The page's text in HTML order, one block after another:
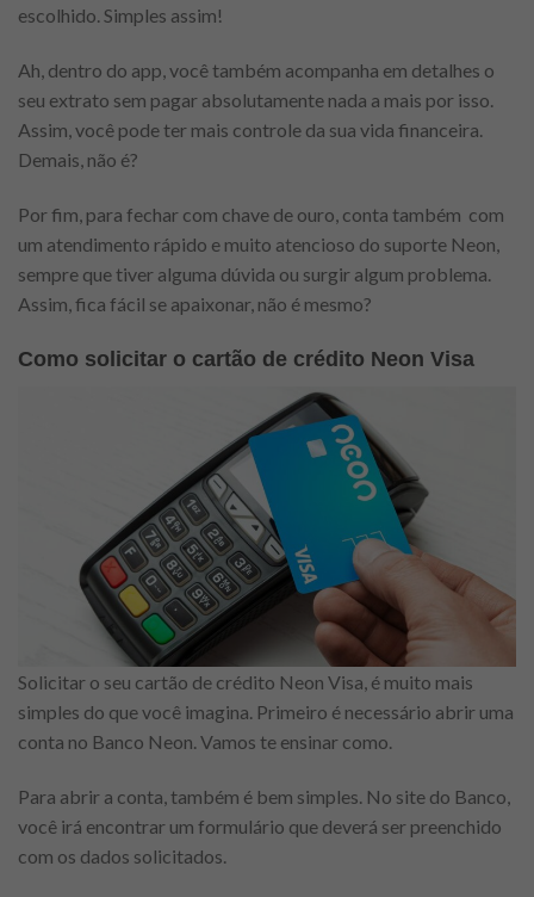
escolhido. Simples assim!
Ah, dentro do app, você também acompanha em detalhes o
seu extrato sem pagar absolutamente nada a mais por isso.
Assim, você pode ter mais controle da sua vida financeira.
Demais, não é?
Por fim, para fechar com chave de ouro, conta também com
um atendimento rápido e muito atencioso do suporte Neon,
sempre que tiver alguma dúvida ou surgir algum problema.
Assim, fica fácil se apaixonar, não é mesmo?
Como solicitar o cartão de crédito Neon Visa
Solicitar o seu cartão de crédito Neon Visa, é muito mais
simples do que você imagina. Primeiro é necessário abrir uma
conta no Banco Neon. Vamos te ensinar como.
Para abrir a conta, também é bem simples. No site do Banco,
você irá encontrar um formulário que deverá ser preenchido
com os dados solicitados.